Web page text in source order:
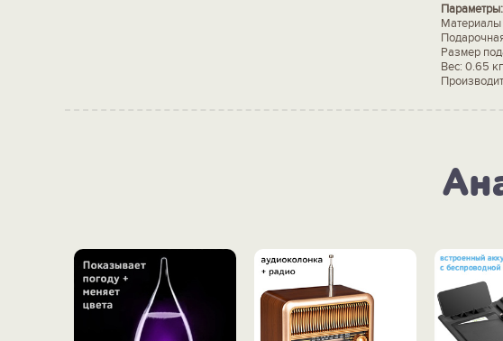
Параметры:
Материалы
Размер
Вес: 0.65 кг